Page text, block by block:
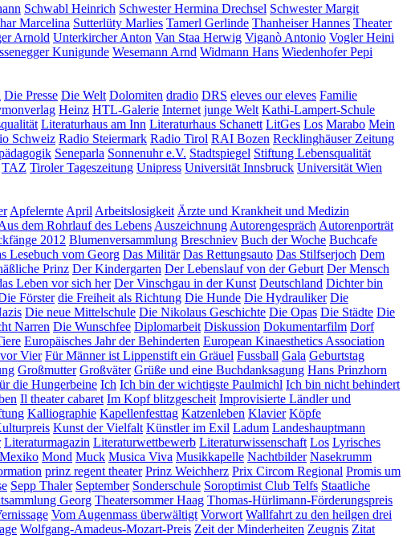
Schwabl Heinrich Schwester Hermina Drechsel Schwester Margit
Marcelina Sutterlüty Marlies Tamerl Gerlinde Thanheiser Hannes Theater
Arnold Unterkircher Anton Van Staa Herwig Viganò Antonio Vogler Heini
Kunigunde Wesemann Arnd Widmann Hans Wiedenhofer Pepi
Die Presse Die Welt Dolomiten dradio DRS eleves our eleves Familie
Heinz HTL-Galerie Internet junge Welt Kathi-Lampert-Schule
Literaturhaus am Inn Literaturhaus Schanett LitGes Los Marabo Mein
Schweiz Radio Steiermark Radio Tirol RAI Bozen Recklinghäuser Zeitung
Seneparla Sonnenuhr e.V. Stadtspiegel Stiftung Lebensqualität
TAZ Tiroler Tageszeitung Unipress Universität Innsbruck Universität Wien
Apfelernte April Arbeitslosigkeit Ärzte und Krankheit und Medizin
dem Rohrlauf des Lebens Auszeichnung Autorengespräch Autorenporträt
2012 Blumenversammlung Breschniev Buch der Woche Buchcafe
Lesebuch vom Georg Das Militär Das Rettungsauto Das Stilfserjoch Dem
Prinz Der Kindergarten Der Lebenslauf von der Geburt Der Mensch
Leben vor sich her Der Vinschgau in der Kunst Deutschland Dichter bin
Förster die Freiheit als Richtung Die Hunde Die Hydrauliker Die
Die neue Mittelschule Die Nikolaus Geschichte Die Opas Die Städte Die
Narren Die Wunschfee Diplomarbeit Diskussion Dokumentarfilm Dorf
Europäisches Jahr der Behinderten European Kinaesthetics Association
Vier Für Männer ist Lippenstift ein Gräuel Fussball Gala Geburtstag
Großmutter Großväter Grüße und eine Buchdanksagung Hans Prinzhorn
die Hungerbeine Ich Ich bin der wichtigste Paulmichl Ich bin nicht behindert
Il theater cabaret Im Kopf blitzgescheit Improvisierte Ländler und
Kalliographie Kapellenfesttag Katzenleben Klavier Köpfe
Kunst der Vielfalt Künstler im Exil Ladum Landeshauptmann
Literaturmagazin Literaturwettbewerb Literaturwissenschaft Los Lyrisches
Mexiko Mond Muck Musica Viva Musikkapelle Nachtbilder Nasekrumm
prinz regent theater Prinz Weichherz Prix Circom Regional Promis um
Sepp Thaler September Sonderschule Soroptimist Club Telfs Staatliche
Georg Theatersommer Haag Thomas-Hürlimann-Förderungspreis
Vom Augenmass überwältigt Vorwort Wallfahrt zu den heilgen drei
Wolfgang-Amadeus-Mozart-Preis Zeit der Minderheiten Zeugnis Zitat